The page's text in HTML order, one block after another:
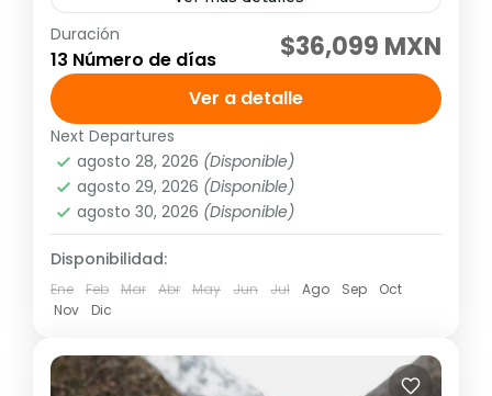
Tour grupal
Visitando: Lima, Arequipa, Paracas, Islas
Ballestas, Nazca, Arequipa, Cañón del
Colca, Puno, Lago Titicaca, Cusco, Valle
Sagrado y Machu Picchu Salidas: Diarias
(garantizadas con un...
América,Sudamérica
Media
1 Personas
Duración
13 Número de días $36,099 MXN
Ver a detalle
Next Departures
agosto 28, 2026 (Disponible)
agosto 29, 2026 (Disponible)
agosto 30, 2026 (Disponible)
Disponibilidad:
Ene Feb Mar Abr May Jun Jul Ago Sep
Oct
Nov
Dic